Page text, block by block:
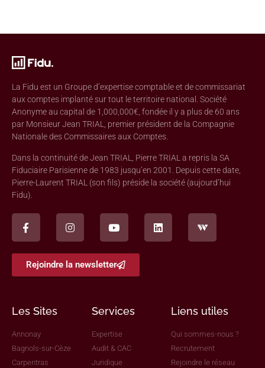
La Fidu est un Groupe d’expertise comptable et de commissariat
aux comptes implanté sur tout le territoire national. Société
Anonyme au capital de 1,000,000€, fondée il y a plus de 60 ans
par Monsieur Jean TRIAL, premier président de la Compagnie
Nationale des Commissaires aux Comptes.
Dans la continuité de Jean TRIAL, Pierre TRIAL a repris la SA
Fiduciaire Parisienne de 1983 jusqu’en 2001. Depuis cette date,
Pierre-Laurent TRIAL (son fils) préside la société (aujourd’hui
Fidu).
Rejoindre la newsletter
Les Sites
Annonay
Bagnols-sur-Cèze
Carpentras
Services
Expertise
Audit & CAC
Juridique
Liens utiles
Qui sommes-nous ?
Recrutement
Rejoindre le réseau